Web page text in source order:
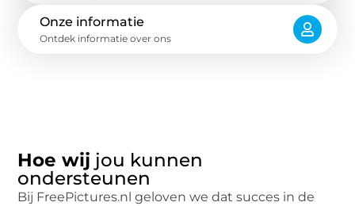
Onze informatie
Ontdek informatie over ons
Hoe wij jou kunnen
ondersteunen
Bij FreePictures.nl geloven we dat succes in de